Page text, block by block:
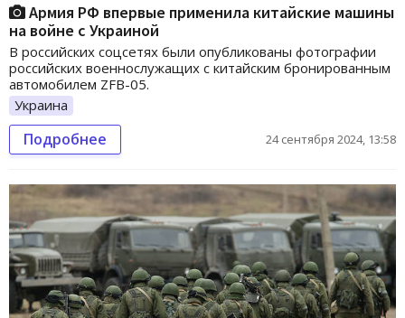
Армия РФ впервые применила китайские машины
на войне с Украиной
В российских соцсетях были опубликованы фотографии
российских военнослужащих с китайским бронированным
автомобилем ZFB-05.
Украина
Подробнее 24 сентября 2024, 13:58